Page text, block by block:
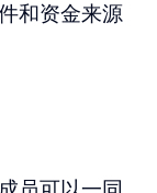
和资金来源